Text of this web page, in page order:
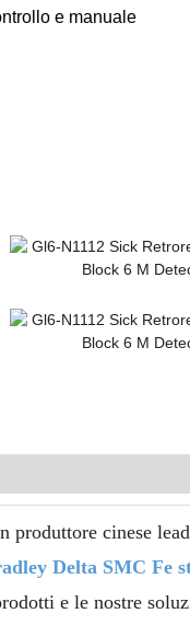
e manuale
cinese
Delta SMC
e le nostre